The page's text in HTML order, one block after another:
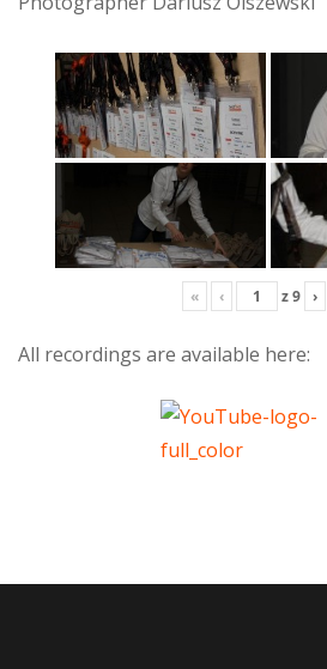
« ‹ z9 ›
All recordings are available here: